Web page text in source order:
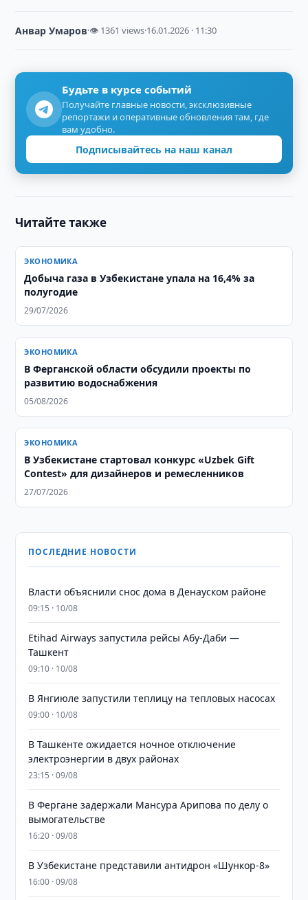
Анвар Умаров·👁 1361 views·16.01.2026 · 11:30
Будьте в курсе событий
Получайте главные новости, эксклюзивные
репортажи и оперативные обновления там, где
вам удобно.
Подписывайтесь на наш канал
Читайте также
ЭКОНОМИКА
Добыча газа в Узбекистане упала на 16,4% за
полугодие
29/07/2026
ЭКОНОМИКА
В Ферганской области обсудили проекты по
развитию водоснабжения
05/08/2026
ЭКОНОМИКА
В Узбекистане стартовал конкурс «Uzbek Gift
Contest» для дизайнеров и ремесленников
27/07/2026
ПОСЛЕДНИЕ НОВОСТИ
Власти объяснили снос дома в Денауском районе
09:15 · 10/08
Etihad Airways запустила рейсы Абу-Даби —
Ташкент
09:10 · 10/08
В Янгиюле запустили теплицу на тепловых насосах
09:00 · 10/08
В Ташкенте ожидается ночное отключение
электроэнергии в двух районах
23:15 · 09/08
В Фергане задержали Мансура Арипова по делу о
вымогательстве
16:20 · 09/08
В Узбекистане представили антидрон «Шункор-8»
16:00 · 09/08